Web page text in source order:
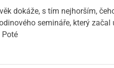
dokáže, s tím nejhorším,
semináře, který